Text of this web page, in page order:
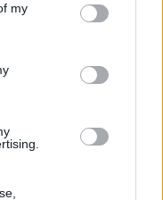
my
jellemzően pár
arra, hogy
hihetetlen
és
el),